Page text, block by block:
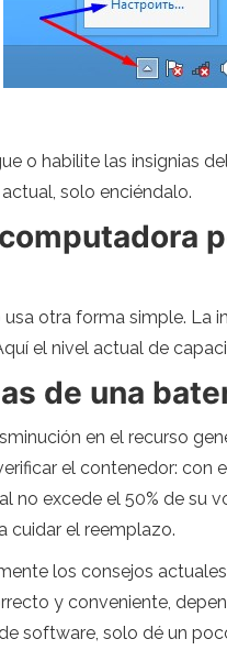
o habilite las insignias
solo enciéndalo.
otra forma simple.
el nivel actual de
de una
en el recurso
el contenedor:
no excede el 50% de su
cuidar el reemplazo.
los consejos
y conveniente,
software, solo dé un